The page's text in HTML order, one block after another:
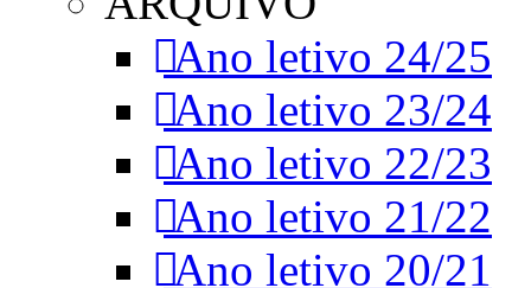
Ano letivo 24/25
Ano letivo 23/24
Ano letivo 22/23
Ano letivo 21/22
Ano letivo 20/21